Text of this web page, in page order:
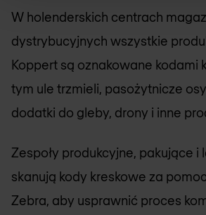
W holenderskich centrach
dystrybucyjnych wszystkie
Koppert są oznakowane kodami
tym ule trzmieli, pasożytnicze
dodatki do gleby, drony i inne
Zespoły produkcyjne, pakujące i
skanują kody kreskowe za
Zebra, aby usprawnić proces